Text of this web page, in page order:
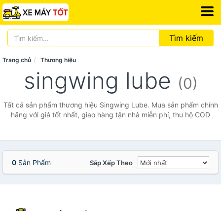
Tìm kiếm
Trang chủ Thương hiệu
singwing lube (0)
Tất cả sản phẩm thương hiệu Singwing Lube. Mua sản phẩm chính
hãng với giá tốt nhất, giao hàng tận nhà miễn phí, thu hộ COD
0 Sản Phẩm Sắp Xếp Theo